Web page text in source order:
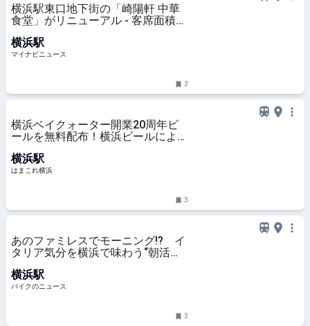
横浜駅東口地下街の「崎陽軒 中華
食堂」がリニューアル - 客席面積を
定食」も
横浜駅
マイナビニュース
3
横浜ベイクォーター開業20周年ビ
ールを無料配布！横浜ビールによる
はまこれ横浜
横浜駅
はまこれ横浜
3
あのファミレスでモーニング!? イ
タリア気分を横浜で味わう“朝活ラ
横浜駅
バイクのニュース
3